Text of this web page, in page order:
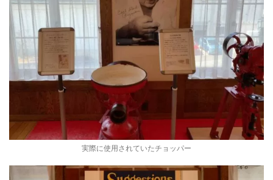
実際に使用されていたチョッパー